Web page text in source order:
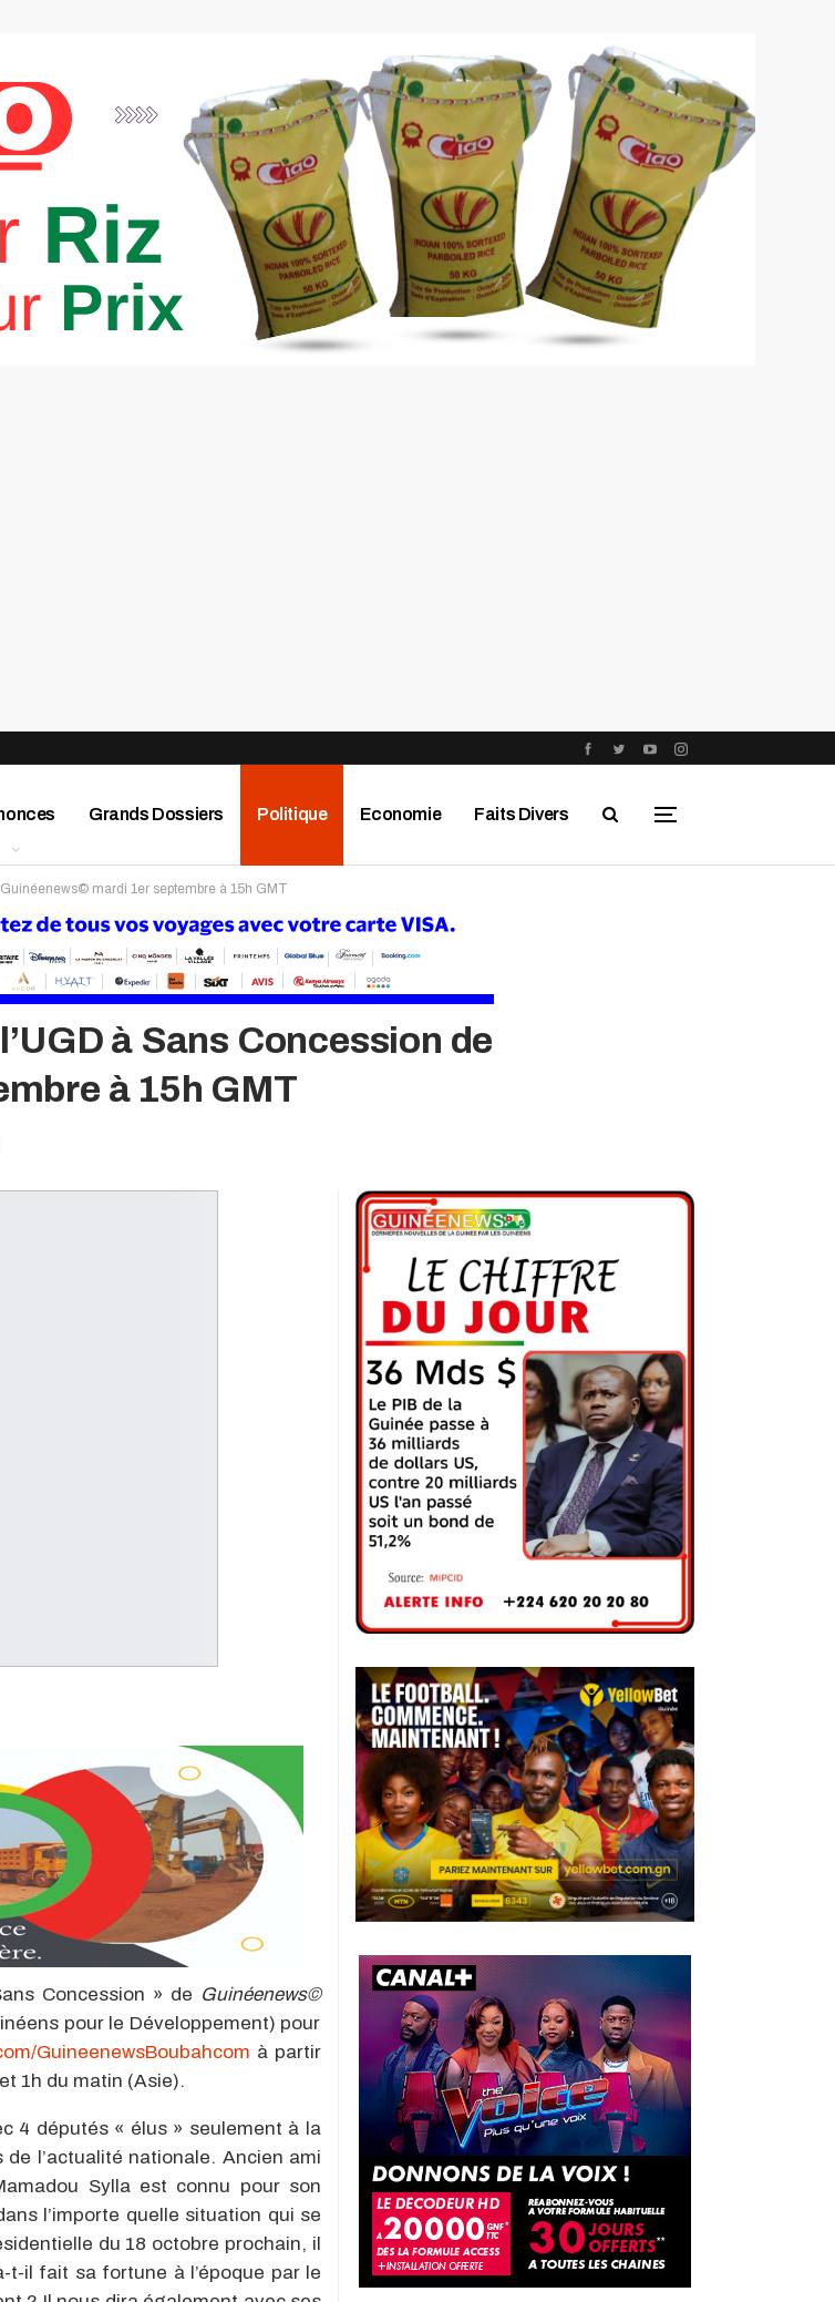
Grands Dossiers Politique Economie Faits Divers
Région
mardi 1er septembre à 15h GMT
à Sans Concession de
à 15h GMT
Concession » de Guinéenews©
pour le Développement) pour
GuineenewsBoubahcom à partir
1h du matin (Asie).
4 députés « élus » seulement à la
l’actualité nationale. Ancien ami
Sylla est connu pour son
l’importe quelle situation qui se
du 18 octobre prochain, il
il fait sa fortune à l’époque par le